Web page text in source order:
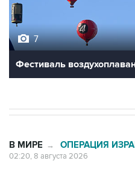
7
Фестиваль
В МИРЕ → ОПЕРАЦИЯ
02:20, 8 августа 2026